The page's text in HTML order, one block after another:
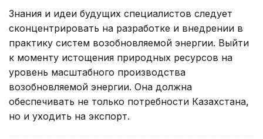
Знания и идеи будущих специалистов следует
сконцентрировать на разработке и внедрении в
практику систем возобновляемой энергии. Выйти
к моменту истощения природных ресурсов на
уровень масштабного производства
возобновляемой энергии. Она должна
обеспечивать не только потребности Казахстана,
но и уходить на экспорт.